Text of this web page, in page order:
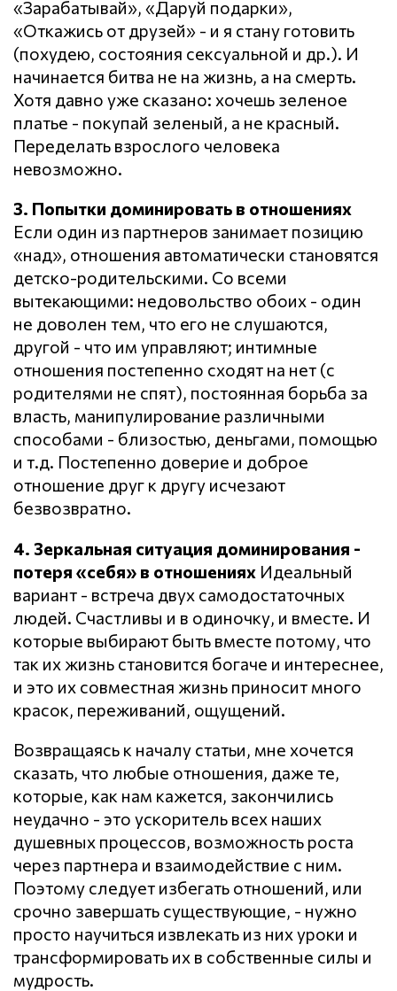
«Зарабатывай», «Даруй подарки»,
«Откажись от друзей» - и я стану готовить
(похудею, состояния сексуальной и др.). И
начинается битва не на жизнь, а на смерть.
Хотя давно уже сказано: хочешь зеленое
платье - покупай зеленый, а не красный.
Переделать взрослого человека
невозможно.
3. Попытки доминировать в отношениях
Если один из партнеров занимает позицию
«над», отношения автоматически становятся
детско-родительскими. Со всеми
вытекающими: недовольство обоих - один
не доволен тем, что его не слушаются,
другой - что им управляют; интимные
отношения постепенно сходят на нет (с
родителями не спят), постоянная борьба за
власть, манипулирование различными
способами - близостью, деньгами, помощью
и т.д. Постепенно доверие и доброе
отношение друг к другу исчезают
безвозвратно.
4. Зеркальная ситуация доминирования -
потеря «себя» в отношениях Идеальный
вариант - встреча двух самодостаточных
людей. Счастливы и в одиночку, и вместе. И
которые выбирают быть вместе потому, что
так их жизнь становится богаче и интереснее,
и это их совместная жизнь приносит много
красок, переживаний, ощущений.
Возвращаясь к началу статьи, мне хочется
сказать, что любые отношения, даже те,
которые, как нам кажется, закончились
неудачно - это ускоритель всех наших
душевных процессов, возможность роста
через партнера и взаимодействие с ним.
Поэтому следует избегать отношений, или
срочно завершать существующие, - нужно
просто научиться извлекать из них уроки и
трансформировать их в собственные силы и
мудрость.